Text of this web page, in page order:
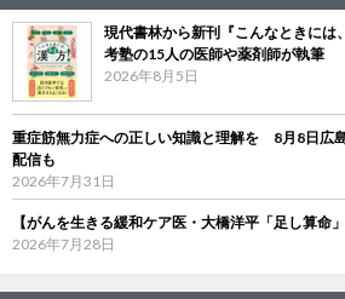
現代書林から新刊『こんなときに
考塾の15人の医師や薬剤師が執筆
2026年8月5日
重症筋無力症への正しい知識と理解を 8月8日広
配信も
2026年7月31日
【がんを生きる緩和ケア医・大橋洋平「足し算命
2026年7月28日